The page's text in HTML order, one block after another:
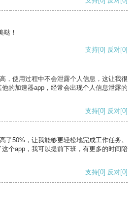
哒！
支持[0] 反对[0]
，使用过程中不会泄露个人信息，这让我很
的加速器app，经常会出现个人信息泄露的
支持[0] 反对[0]
了50%，让我能够更轻松地完成工作任务。
个app，我可以提前下班，有更多的时间陪
支持[0] 反对[0]